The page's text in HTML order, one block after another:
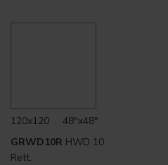
120x120 . 48"x48"
GRWD10R HWD 10
Rett.